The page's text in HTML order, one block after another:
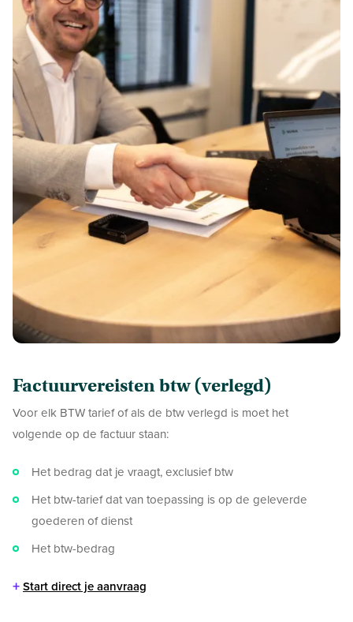
Factuurvereisten btw (verlegd)
Voor elk BTW tarief of als de btw verlegd is moet het
volgende op de factuur staan:
Het bedrag dat je vraagt, exclusief btw
Het btw-tarief dat van toepassing is op de geleverde
goederen of dienst
Het btw-bedrag
+Start direct je aanvraag